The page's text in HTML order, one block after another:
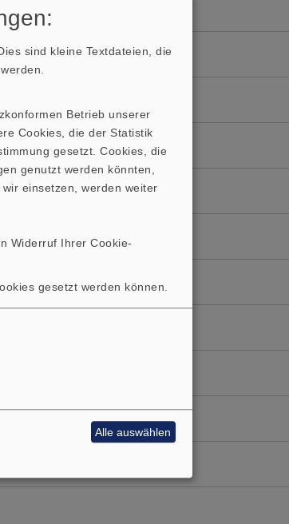
sind kleine Textdateien, die
Betrieb unserer
Cookies, die der Statistik
gesetzt. Cookies, die
genutzt werden könnten,
einsetzen, werden weiter
Widerruf Ihrer Cookie-
gesetzt werden können.
Alle auswählen